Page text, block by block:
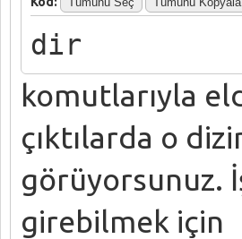
dir
komutlarıyla
çıktılarda o
görüyorsunuz.
girebilmek için